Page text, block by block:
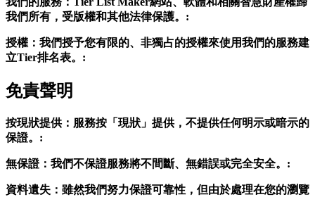
我們所有，受版權和其他法律保護。:
授權：我們授予您有限的、非獨占的授權來使用我們的服務建
立Tier排名表。:
免責聲明
按現狀提供：服務按「現狀」提供，不提供任何明示或暗示的
保證。:
無保證：我們不保證服務將不間斷、無錯誤或完全安全。:
資料遺失：雖然我們努力保證可靠性，但由於處理在您的瀏覽